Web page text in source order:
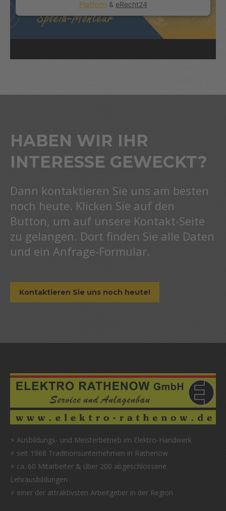
Platform & eRecht24
HABEN WIR IHR
INTERESSE GEWECKT?
Dann kontaktieren Sie uns am besten
noch heute. Klicken Sie auf den
Button, um auf unsere Kontakt-Seite
zu gelangen. Dort finden Sie alle Daten
und ein Anfrage-Formular.
Kontaktieren Sie uns noch heute!
⚡ Ausbildungs- und Meisterbetrieb im Elektro-Handwerk
⚡ seit 1968 Traditionsunternehmen in Rathenow
⚡ ca. 60 Mitarbeiter & über 200 abgeschlossene
Lehrausbildungen
⚡ einer der attraktivsten Arbeitgeber in der Region